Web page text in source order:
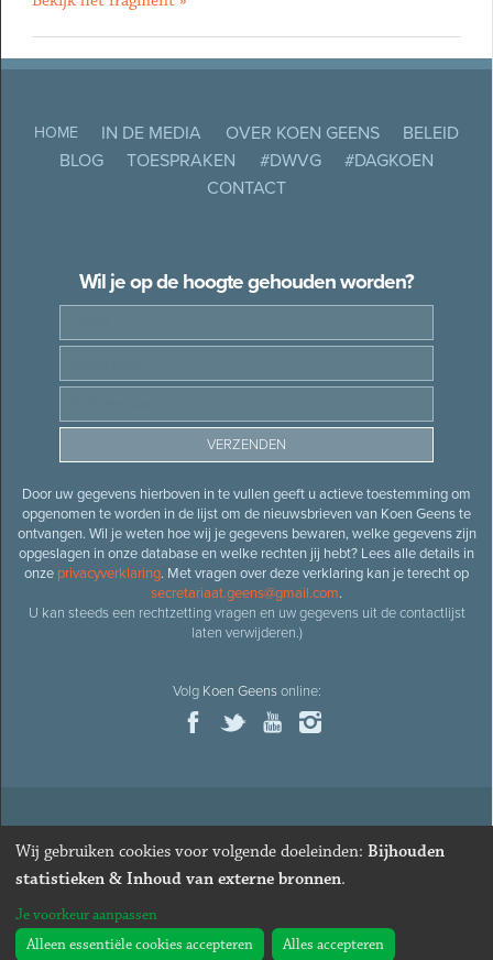
HOME IN DE MEDIA OVER KOEN GEENS
BELEID
BLOG
TOESPRAKEN #DWVG
#DAGKOEN
CONTACT
Wil je op de hoogte gehouden worden?
Door uw gegevens hierboven in te vullen geeft u actieve toestemming om
opgenomen te worden in de lijst om de nieuwsbrieven van Koen Geens te
ontvangen. Wil je weten hoe wij je gegevens bewaren, welke gegevens zijn
opgeslagen in onze database en welke rechten jij hebt? Lees alle details in
onze privacyverklaring. Met vragen over deze verklaring kan je terecht op
secretariaat.geens@gmail.com.
U kan steeds een rechtzetting vragen en uw gegevens uit de contactlijst
laten verwijderen.)
Volg Koen Geensonline:
© 2026Oud-minister en ere-volksvertegenwoordiger Koen
· Alle rechten voorbehouden · Cookies wijzigen
Webdesign&website ontwikkelingdoor Zenjoy in Leuven
Wij gebruiken cookies voor volgende doeleinden: Bijhouden
statistieken & Inhoud van externe bronnen.
Je voorkeur aanpassen
Alleen essentiële cookies accepteren
Alles accepteren